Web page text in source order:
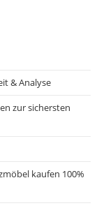
& Analyse
zur sichersten
kaufen 100%